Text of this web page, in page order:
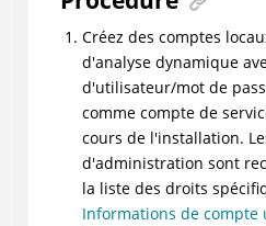
Créez des comptes
d'analyse dynamique
d'utilisateur/mot de
comme compte de
cours de l'installation.
d'administration sont
la liste des droits
Informations de